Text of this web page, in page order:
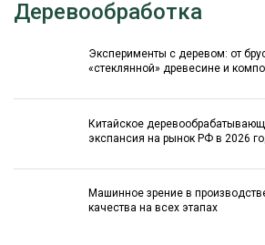
Деревообработка
Эксперименты с деревом: от
«стеклянной» древесине и
Китайское
экспансия на рынок РФ в 2026
Машинное зрение в
качества на всех этапах